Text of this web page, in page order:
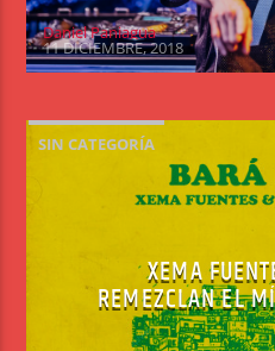
Daniel Paniagua
11 DICIEMBRE, 2018
SIN CATEGORÍA
XEMA
REMEZCLAN EL